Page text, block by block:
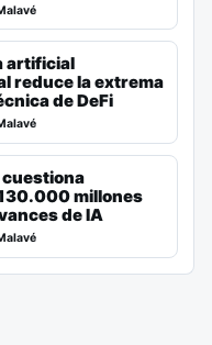
artificial
reduce la extrema
de DeFi
millones
de IA